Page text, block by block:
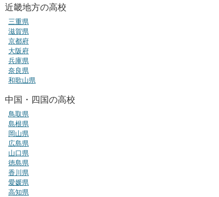
近畿地方の高校
三重県
滋賀県
京都府
大阪府
兵庫県
奈良県
和歌山県
中国・四国の高校
鳥取県
島根県
岡山県
広島県
山口県
徳島県
香川県
愛媛県
高知県